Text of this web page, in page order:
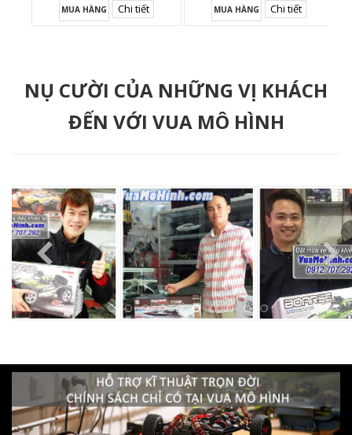
MUA HÀNG Chi tiết MUA HÀNG Chi tiết
NỤ CƯỜI CỦA NHỮNG VỊ KHÁCH
ĐẾN VỚI VUA MÔ HÌNH